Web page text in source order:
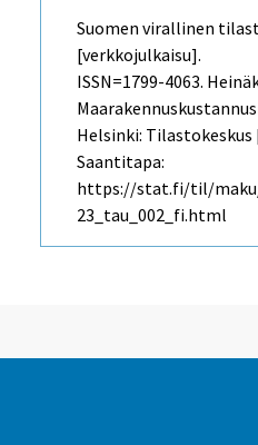
Suomen virallinen
[verkkojulkaisu].
ISSN=1799-4063.
Helsinki: Tilastokeskus
Saantitapa:
https://stat.fi/til/maku/
23_tau_002_fi.html